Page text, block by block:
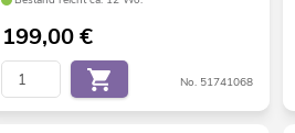
199,00€
No. 51741068